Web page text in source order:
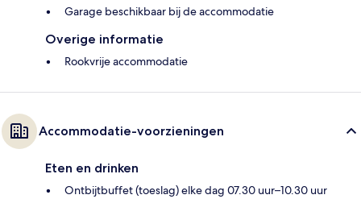
Garage beschikbaar bij de accommodatie
Overige informatie
Rookvrije accommodatie
Accommodatie-voorzieningen
Eten en drinken
Ontbijtbuffet (toeslag) elke dag 07.30 uur–10.30 uur